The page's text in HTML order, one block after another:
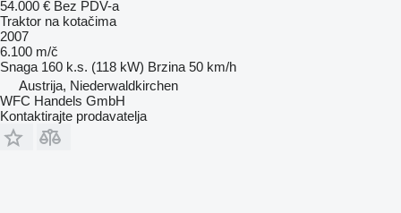
54.000 € Bez PDV-a
Traktor na kotačima
2007
6.100 m/č
Snaga 160 k.s. (118 kW) Brzina 50 km/h
Austrija, Niederwaldkirchen
WFC Handels GmbH
Kontaktirajte prodavatelja